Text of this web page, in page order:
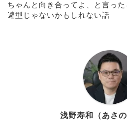
ちゃんと向き合ってよ、と言っ
避型じゃないかもしれない話
浅野寿和（あさの